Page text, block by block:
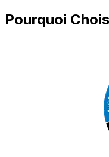
Pourquoi